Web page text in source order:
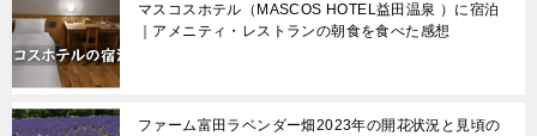
ョ
ン
マスコスホテル（MASCOS HOTEL益田温泉 ）に宿泊
｜アメニティ・レストランの朝食を食べた感想
ファーム富田ラベンダー畑2023年の開花状況と見頃の